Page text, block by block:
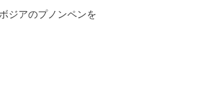
ジアのプノンペンを